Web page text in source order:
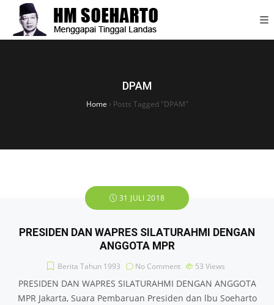
DPAM
Home › Posts Tagged "DPAM"
31 JULI 2018
PRESIDEN DAN WAPRES SILATURAHMI DENGAN
ANGGOTA MPR
Berita Tahun 1993 No Comment 53 Views
PRESIDEN DAN WAPRES SILATURAHMI DENGAN ANGGOTA
MPR Jakarta, Suara Pembaruan Presiden dan lbu Soeharto